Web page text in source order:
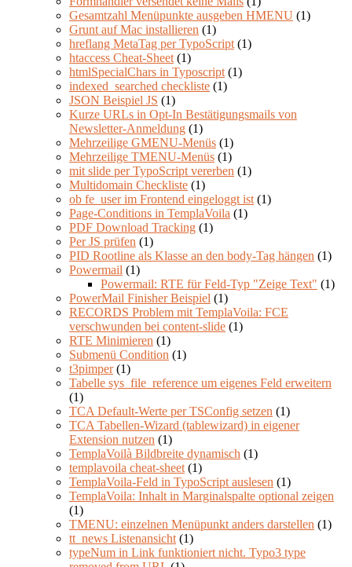
Gesamtzahl Menüpunkte ausgeben HMENU (1)
Grunt auf Mac installieren (1)
hreflang MetaTag per TypoScript(1)
htaccess Cheat-Sheet(1)
htmlSpecialChars in Typoscript(1)
indexed_searched checkliste (1)
JSON Beispiel JS (1)
Kurze URLs in Opt-In Bestätigungsmails von
Newsletter-Anmeldung (1)
Mehrzeilige GMENU-Menüs (1)
Mehrzeilige TMENU-Menüs (1)
mit slide per TypoScript vererben (1)
Multidomain Checkliste (1)
ob fe_user im Frontend eingeloggt ist(1)
Page-Conditions in TemplaVoila (1)
PDF Download Tracking (1)
Per JS prüfen (1)
PID Rootline als Klasse an den body-Tag hängen (1)
Powermail (1)
Powermail: RTE für Feld-Typ "Zeige Text" (1)
PowerMail Finisher Beispiel (1)
RECORDS Problem mit TemplaVoila: FCE
verschwunden bei content-slide (1)
RTE Minimieren (1)
Submenü Condition (1)
t3pimper(1)
Tabelle sys_file_reference um eigenes Feld erweitern
(1)
TCA Default-Werte per TSConfig setzen (1)
TCA Tabellen-Wizard (tablewizard) in eigener
Extension nutzen (1)
TemplaVoilà Bildbreite dynamisch (1)
templavoila cheat-sheet(1)
TemplaVoila-Feld in TypoScript auslesen (1)
TemplaVoila: Inhalt in Marginalspalte optional zeigen
(1)
TMENU: einzelnen Menüpunkt anders darstellen (1)
tt_news Listenansicht(1)
typeNum in Link funktioniert nicht. Typo3 type